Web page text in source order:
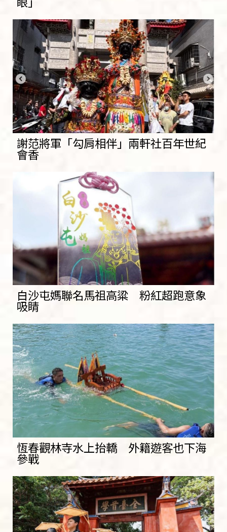
謝范將軍「勾肩相伴」兩軒社百年世紀
會香
白沙屯媽聯名馬祖高粱 粉紅超跑意象
吸睛
恆春觀林寺水上抬轎 外籍遊客也下海
參戰